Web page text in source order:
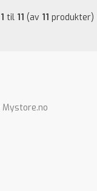
1 til 11 (av 11 produkter)
Mystore.no